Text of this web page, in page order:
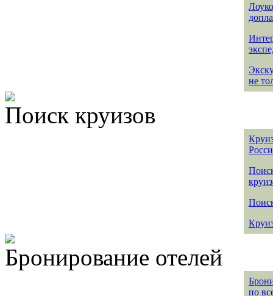
не
Поиск круизов
Бронирование отелей
по